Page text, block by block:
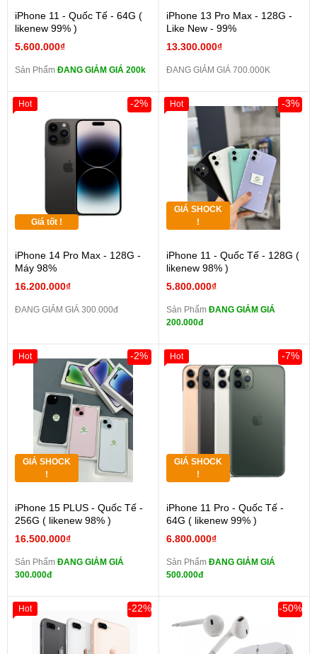
iPhone 11 - Quốc Tế - 64G (
likenew 99% )
5.600.000₫
Sản Phẩm ĐANG GIẢM GIÁ 200k
iPhone 13 Pro Max - 128G -
Like New - 99%
13.300.000₫
ĐANG GIẢM GIÁ 700.000K
Giá tốt !
iPhone 14 Pro Max - 128G -
Máy 98%
16.200.000₫
-2%
ĐANG GIẢM GIÁ 300.000đ
Hot
GIÁ SHOCK
!
iPhone 11 - Quốc Tế - 128G (
likenew 98% )
5.800.000₫
-3%
Sản Phẩm ĐANG GIẢM GIÁ
200.000đ
Hot
GIÁ SHOCK
!
iPhone 15 PLUS - Quốc Tế -
256G ( likenew 98% )
16.500.000₫
-2%
Sản Phẩm ĐANG GIẢM GIÁ
300.000đ
Hot
GIÁ SHOCK
!
iPhone 11 Pro - Quốc Tế -
64G ( likenew 99% )
6.800.000₫
-7%
Sản Phẩm ĐANG GIẢM GIÁ
500.000đ
Hot
-22%
Hot -50%